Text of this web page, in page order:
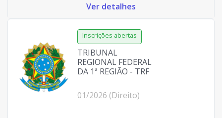
Ver detalhes
TRIBUNAL
REGIONAL FEDERAL
DA 1ª REGIÃO - TRF
01/2026 (Direito)